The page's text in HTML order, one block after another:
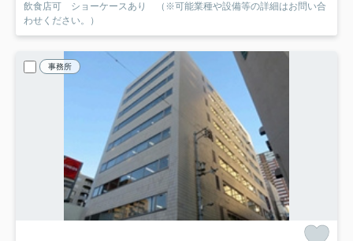
飲食店可 ショーケースあり （※可能業種や設備等の詳細はお問い合
わせください。）
事務所